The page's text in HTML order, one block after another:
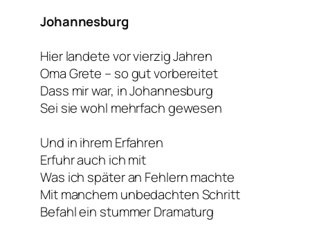
Johannesburg
Hier landete vor vierzig Jahren
Oma Grete – so gut vorbereitet
Dass mir war, in Johannesburg
Sei sie wohl mehrfach gewesen
Und in ihrem Erfahren
Erfuhr auch ich mit
Was ich später an Fehlern machte
Mit manchem unbedachten Schritt
Befahl ein stummer Dramaturg